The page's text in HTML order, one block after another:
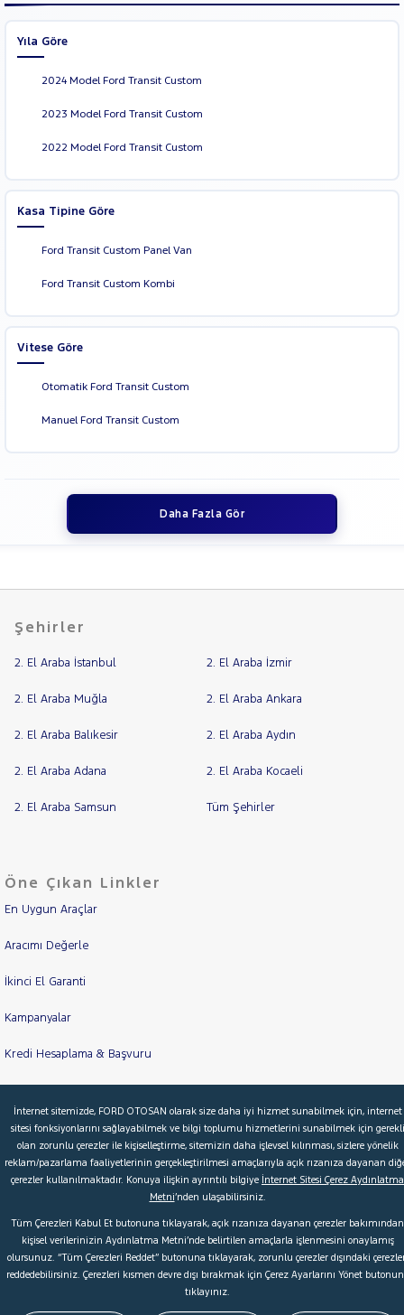
Yıla Göre
2024 Model Ford Transit Custom
2023 Model Ford Transit Custom
2022 Model Ford Transit Custom
Kasa Tipine Göre
Ford Transit Custom Panel Van
Ford Transit Custom Kombi
Vitese Göre
Otomatik Ford Transit Custom
Manuel Ford Transit Custom
Daha Fazla Gör
Şehirler
2. El Araba İstanbul 2. El Araba İzmir
2. El Araba Muğla 2. El Araba Ankara
2. El Araba Balıkesir 2. El Araba Aydın
2. El Araba Adana 2. El Araba Kocaeli
2. El Araba Samsun Tüm Şehirler
Öne Çıkan Linkler
En Uygun Araçlar
Aracımı Değerle
İkinci El Garanti
Kampanyalar
Kredi Hesaplama & Başvuru
© 2026 Ford Türkiye Hakkımızda
Şartlar & Kişisel Verilerin Korunması S.S.S. Faydalı Bağlantılar
Çerez Tercihleri
İnternet sitemizde, FORD OTOSAN olarak size daha iyi hizmet sunabilmek için, internet
sitesi fonksiyonlarını sağlayabilmek ve bilgi toplumu hizmetlerini sunabilmek için gerekli
olan zorunlu çerezler ile kişiselleştirme, sitemizin daha işlevsel kılınması, sizlere yönelik
reklam/pazarlama faaliyetlerinin gerçekleştirilmesi amaçlarıyla açık rızanıza dayanan
çerezler kullanılmaktadır. Konuya ilişkin ayrıntılı bilgiye İnternet Sitesi Çerez Aydınlatma
Metni’nden ulaşabilirsiniz.
Tüm Çerezleri Kabul Et butonuna tıklayarak, açık rızanıza dayanan çerezler bakımından
kişisel verilerinizin Aydınlatma Metni’nde belirtilen amaçlarla işlenmesini onaylamış
olursunuz. “Tüm Çerezleri Reddet” butonuna tıklayarak, zorunlu çerezler dışındaki
reddedebilirsiniz. Çerezleri kısmen devre dışı bırakmak için Çerez Ayarlarını Yönet
tıklayınız.